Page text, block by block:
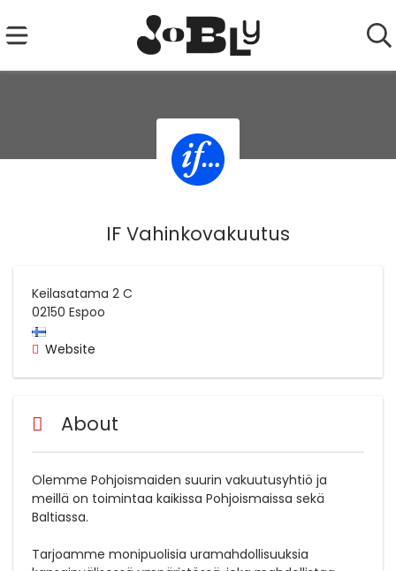
IF Vahinkovakuutus
Keilasatama 2 C
02150 Espoo
Website
About
Olemme Pohjoismaiden suurin vakuutusyhtiö ja
meillä on toimintaa kaikissa Pohjoismaissa sekä
Baltiassa.​
Tarjoamme monipuolisia uramahdollisuuksia